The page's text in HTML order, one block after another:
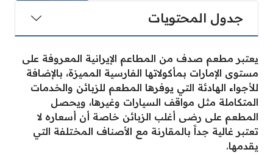
جدول المحتويات
يعتبر مطعم صدف من المطاعم الإيرانية المعروفة على
مستوى الإمارات بمأكولاتها الفارسية المميزة، بالإضافة
للأجواء الهادئة التي يوفرها المطعم للزبائن والخدمات
المتكاملة مثل مواقف السيارات وغيرها، ويحصل
المطعم على رضى أغلب الزبائن خاصة أن أسعاره لا
تعتبر غالية جداََ بالمقارنة مع الأصناف المختلفة التي
يقدمها.